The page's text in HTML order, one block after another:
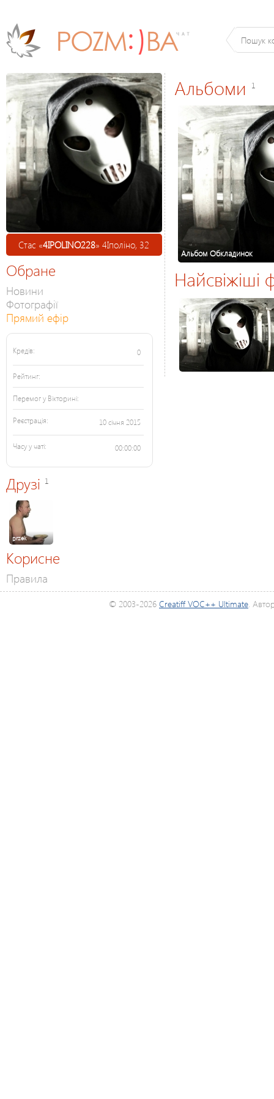
Стас «4IPOLINO228» 4Іполіно, 32
Обране
Новини
Фотографії
Прямий ефір
Кредів: 0
Рейтинг:
Перемог у Вікторині:
Реєстрація: 10 січня 2015
Часу у чаті: 00:00:00
Друзі 1
przek
Корисне
Правила
Альбоми 1
Альбом Обкладинок
Найсвіжіші
© 2003-2026 Creatiff VOC++ Ultimate.